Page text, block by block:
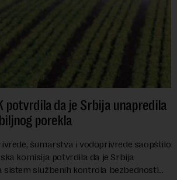
potvrdila da je Srbija unapredila
porekla
šumarstva i vodoprivrede saopštilo
komisija potvrdila da je Srbija
sistem službenih kontrola bezbednosti